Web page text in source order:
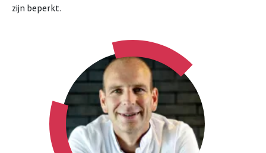
zijn beperkt.